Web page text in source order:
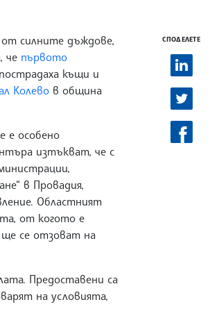
силните дъждове,
че първото
къщи и
Колево в община
е особено
изтъкват, че с
в Провадия,
Областният
от когото е
ще се отзоват на
Предоставени са
на условията,
СПОДЕЛЕТЕ